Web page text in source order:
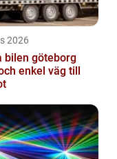
2026
bilen göteborg
enkel väg till